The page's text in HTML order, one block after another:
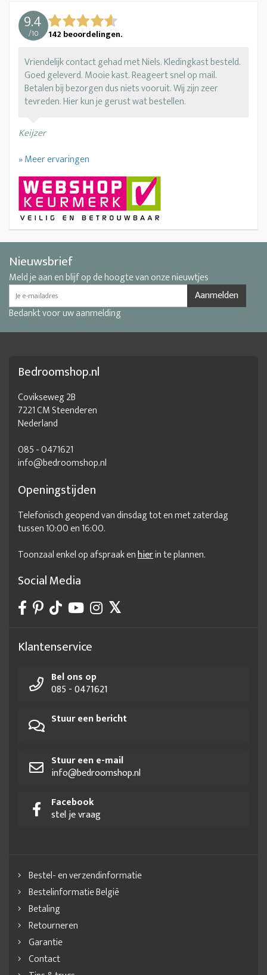
9.4
/10 142 beoordelingen.
Vriendelijk contact gehad met Niels. Kledingkast besteld.
Goed geleverd. Mooie kast. Reageert snel op mail.
Betalen bij bezorgen dus niets vooruit. Wij zijn zeer
tevreden. Hier kun je gerust wat bestellen.
Keijzer
» Meer ervaringen
Nieuwsbrief
Meld je aan en blijf op de hoogte van onze nieuwtjes
Aanmelden
Bedankt voor uw aanmelding
Bedroomshop.nl
Covikseweg 2B
7221 CM Steenderen
Nederland
085 - 0471621
info@bedroomshop.nl
Openingstijden
Telefonisch geopend van dinsdag tot en met zaterdag
tussen 10:00 en 16:00.
Toonzaal enkel op afspraak enhierin te plannen.
Social Media
Klantenservice
Bel ons op
085 - 0471621
Stuur een bericht
Stuur een e-mail
info@bedroomshop.nl
Facebook
stel je vraag
Bestel- en verzendinformatie
Bestelinformatie België
Betaling
Retourneren
Garantie
Contact